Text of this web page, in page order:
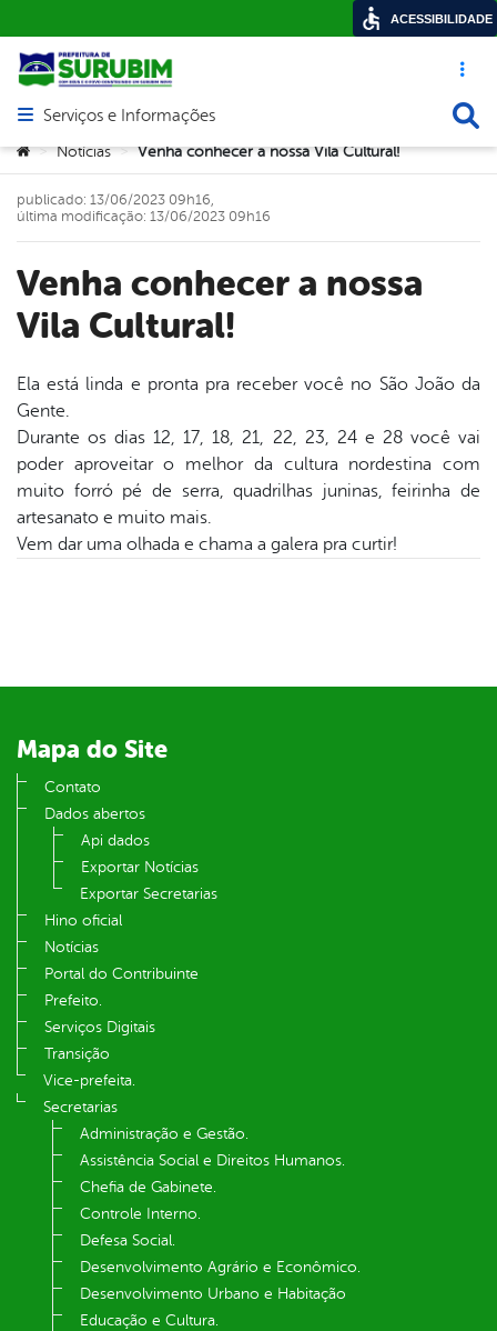
Acesso
Abrir menu principal de navegação
Serviços e Informações
Você está aqui:
> Notícias > Venha conhecer a nossa Vila Cultural!
Venha conhecer a nossa
Vila Cultural!
publicado: 13/06/2023 09h16,
última modificação: 13/06/2023 09h16
Ela está linda e pronta pra receber você no São João da
Gente.
Durante os dias 12, 17, 18, 21, 22, 23, 24 e 28 você vai
poder aproveitar o melhor da cultura nordestina com
muito forró pé de serra, quadrilhas juninas, feirinha de
artesanato e muito mais.
Vem dar uma olhada e chama a galera pra curtir!
Mapa do Site
Contato
Dados abertos
Api dados
Exportar Notícias
Exportar Secretarias
Hino oficial
Notícias
Portal do Contribuinte
Prefeito.
Serviços Digitais
Transição
Vice-prefeita.
Secretarias
Administração e Gestão.
Assistência Social e Direitos Humanos.
Chefia de Gabinete.
Controle Interno.
Defesa Social.
Desenvolvimento Agrário e Econômico.
Desenvolvimento Urbano e Habitação
Educação e Cultura.
ACESSIBILIDADE